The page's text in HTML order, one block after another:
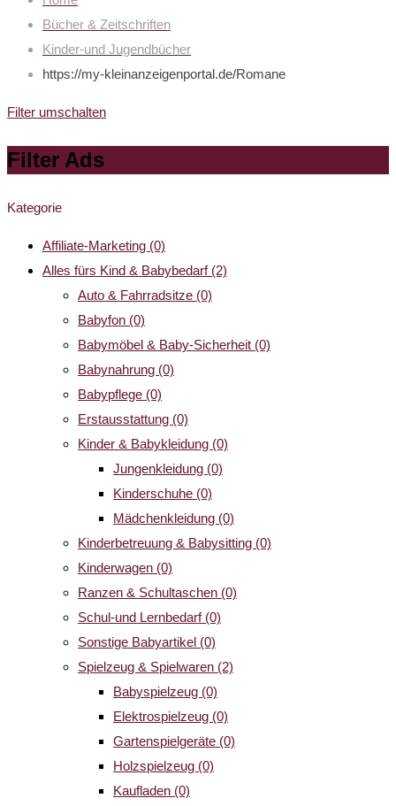
Bücher & Zeitschriften
Kinder-und Jugendbücher
https://my-kleinanzeigenportal.de/Romane
Filter umschalten
Filter Ads
Kategorie
Affiliate-Marketing (0)
Alles fürs Kind & Babybedarf (2)
Auto & Fahrradsitze (0)
Babyfon (0)
Babymöbel & Baby-Sicherheit (0)
Babynahrung (0)
Babypflege (0)
Erstausstattung (0)
Kinder & Babykleidung (0)
Jungenkleidung (0)
Kinderschuhe (0)
Mädchenkleidung (0)
Kinderbetreuung & Babysitting (0)
Kinderwagen (0)
Ranzen & Schultaschen (0)
Schul-und Lernbedarf (0)
Sonstige Babyartikel (0)
Spielzeug & Spielwaren (2)
Babyspielzeug (0)
Elektrospielzeug (0)
Gartenspielgeräte (0)
Holzspielzeug (0)
Kaufladen (0)